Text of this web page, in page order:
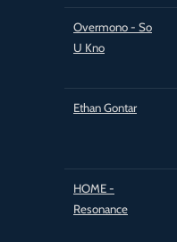
Overmono - So
U Kno
Ethan Gontar
HOME -
Resonance